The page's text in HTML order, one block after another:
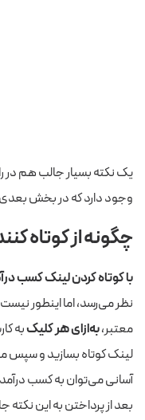
یک نکته بسیار جالب هم در
وجود دارد که در بخش بعدی
چگونه از کوتاه
با کوتاه کردن لینک کسب
نظر می‌رسد، اما اینطور
معتبر،به‌ازای هر کلیکبه
لینک کوتاه بسازید و سپس
آسانی می‌توان به کسب درآمد
بعد از پرداختن به این